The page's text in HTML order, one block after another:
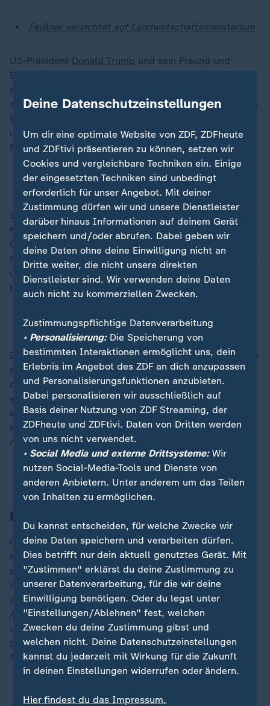
Felßner verzichtet auf Landwirtschaftsministerium
US-Präsident Donald Trump und sein Freund und
Berater
Kurz: Die beiden haben ein Imageproblem. Und das
schlägt sich jetzt auch in den Absatzzahlen von Musks
E-Autohersteller Tesla nieder. Der Absatz ist in der EU
um die Hälfte eingebrochen. In Deutschland ist der
Rückgang der Neuzulassungen sogar noch größer.
Tesla-Absatz in EU um die Hälfte eingebrochen
Das Thema ist politisch gerade irgendwie unsexy, die
Kassen sind leer - warum es umso wichtiger ist, im
Gespräch zu bleiben, erklärt meine Kollegin Elisa
Miebach aus der ZDF-Umweltredaktion in ihrem Artikel
über den Petersberger Klimadialog, der heute in Berlin
beginnt.
Ziel: Klimadiplomatie vor Scheitern bewahren
Die Bedeutung der Gespräche wird auch von der neuen
Klima-Langzeitstudie untermauert, die jetzt im Auftrag
des Potsdam-Instituts für Klimafolgenforschung
erschienen ist. Sie blickt auf die Erderwärmung in den
kommenden 1.000 Jahren. Mein Kollege Mark Hugo
hat mit Forschern gesprochen, für die das gar nicht
mal eine so lange Zeit ist.
Wie stark wird sich die Erde erwärmen?
Lage im Nahost-Konflikt
Gut drei Wochen nach dem Gewinn eines Oscars für
den Dokumentarfilm "No Other Land" ist der
palästinensische Co-Regisseur Hamdan Ballal im
israelisch besetzten Westjordanland offenbar von
jüdischen Siedlern zusammengeschlagen worden.
Anschließend soll er aus einem Krankenwagen geholt
und festgenommen worden sein, berichteten
palästinensische Aktivisten und Kollegen Ballals.
Mittlerweile sei er wieder freigelassen worden.
Deine Datenschutzeinstellungen
Um dir eine optimale Website von ZDF, ZDFheute
und ZDFtivi präsentieren zu können, setzen wir
Cookies und vergleichbare Techniken ein. Einige
der eingesetzten Techniken sind unbedingt
erforderlich für unser Angebot. Mit deiner
Zustimmung dürfen wir und unsere Dienstleister
darüber hinaus Informationen auf deinem Gerät
speichern und/oder abrufen. Dabei geben wir
deine Daten ohne deine Einwilligung nicht an
Dritte weiter, die nicht unsere direkten
Dienstleister sind. Wir verwenden deine Daten
auch nicht zu kommerziellen Zwecken.
Zustimmungspflichtige Datenverarbeitung
• Personalisierung:Die Speicherung von
bestimmten Interaktionen ermöglicht uns, dein
Erlebnis im Angebot des ZDF an dich anzupassen
und Personalisierungsfunktionen anzubieten.
Dabei personalisieren wir ausschließlich auf
Basis deiner Nutzung von ZDF Streaming, der
ZDFheute und ZDFtivi. Daten von Dritten werden
von uns nicht verwendet.
• Social Media und externe Drittsysteme:Wir
nutzen Social-Media-Tools und Dienste von
anderen Anbietern. Unter anderem um das Teilen
von Inhalten zu ermöglichen.
Du kannst entscheiden, für welche Zwecke wir
deine Daten speichern und verarbeiten dürfen.
Dies betrifft nur dein aktuell genutztes Gerät. Mit
"Zustimmen" erklärst du deine Zustimmung zu
unserer Datenverarbeitung, für die wir deine
Einwilligung benötigen. Oder du legst unter
"Einstellungen/Ablehnen" fest, welchen
Zwecken du deine Zustimmung gibst und
welchen nicht. Deine Datenschutzeinstellungen
kannst du jederzeit mit Wirkung für die Zukunft
in deinen Einstellungen widerrufen oder ändern.
Hier findest du das Impressum.